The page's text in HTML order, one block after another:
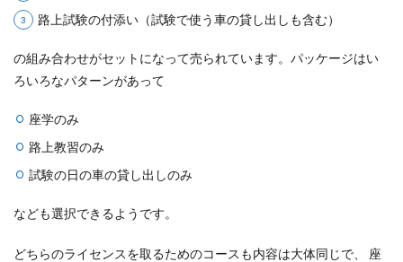
路上試験の付添い（試験で使う車の貸し出しも含む）
の組み合わせがセットになって売られています。パッケージはい
ろいろなパターンがあって
座学のみ
路上教習のみ
試験の日の車の貸し出しのみ
なども選択できるようです。
どちらのライセンスを取るためのコースも内容は大体同じで、 座